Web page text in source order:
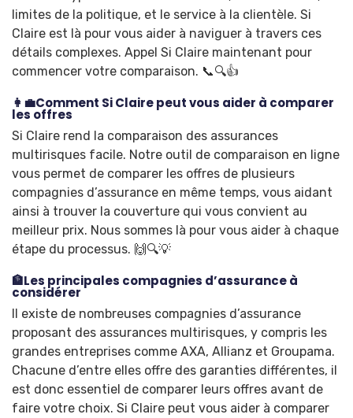
limites de la politique, et le service à la clientèle. Si
Claire est là pour vous aider à naviguer à travers ces
détails complexes. Appel Si Claire maintenant pour
commencer votre comparaison. 📞🔍👍
👩‍💼Comment Si Claire peut vous aider à comparer
les offres
Si Claire rend la comparaison des assurances
multirisques facile. Notre outil de comparaison en ligne
vous permet de comparer les offres de plusieurs
compagnies d’assurance en même temps, vous aidant
ainsi à trouver la couverture qui vous convient au
meilleur prix. Nous sommes là pour vous aider à chaque
étape du processus. 🙌🔍💡
🏦Les principales compagnies d’assurance à
considérer
Il existe de nombreuses compagnies d’assurance
proposant des assurances multirisques, y compris les
grandes entreprises comme AXA, Allianz et Groupama.
Chacune d’entre elles offre des garanties différentes, il
est donc essentiel de comparer leurs offres avant de
faire votre choix. Si Claire peut vous aider à comparer